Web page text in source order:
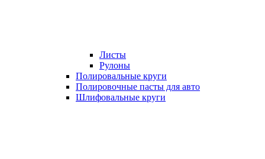
Листы
Рулоны
Полировальные круги
Полировочные пасты для авто
Шлифовальные круги